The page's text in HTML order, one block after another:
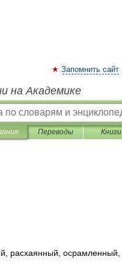
Запомнить сайт
на Академике
Переводы Книги
расхаянный осрамленный